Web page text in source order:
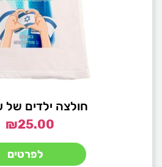
חולצה ילדים של
₪25.00
לפרטים